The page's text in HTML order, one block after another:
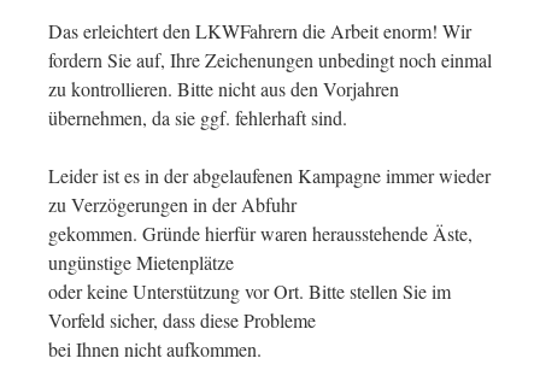
Das erleichtert den LKWFahrern die Arbeit enorm! Wir
fordern Sie auf, Ihre Zeichenungen unbedingt noch einmal
zu kontrollieren. Bitte nicht aus den Vorjahren
übernehmen, da sie ggf. fehlerhaft sind.
Leider ist es in der abgelaufenen Kampagne immer wieder
zu Verzögerungen in der Abfuhr
gekommen. Gründe hierfür waren herausstehende Äste,
ungünstige Mietenplätze
oder keine Unterstützung vor Ort. Bitte stellen Sie im
Vorfeld sicher, dass diese Probleme
bei Ihnen nicht aufkommen.